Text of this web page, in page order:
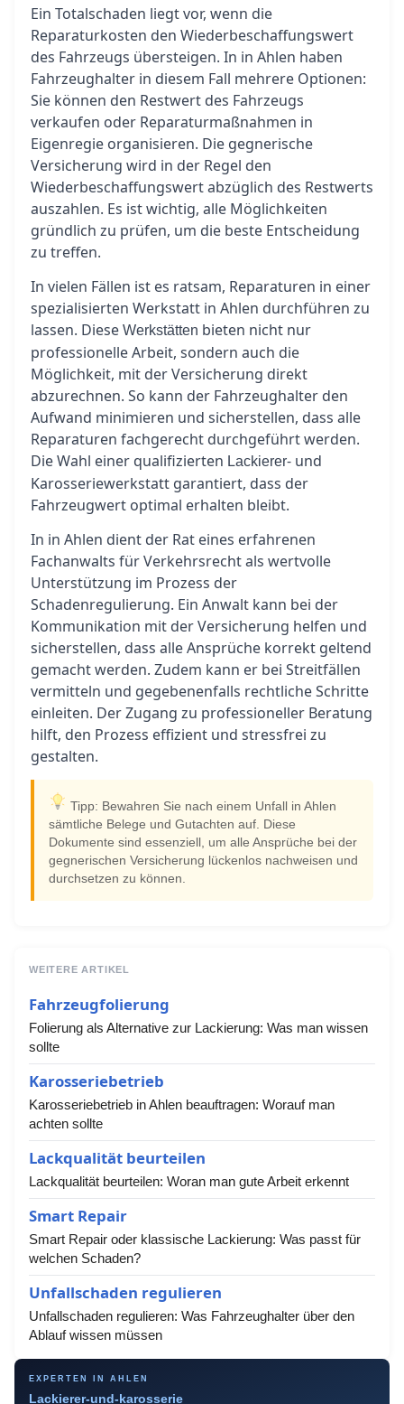
Ein Totalschaden liegt vor, wenn die
Reparaturkosten den Wiederbeschaffungswert
des Fahrzeugs übersteigen. In in Ahlen haben
Fahrzeughalter in diesem Fall mehrere Optionen:
Sie können den Restwert des Fahrzeugs
verkaufen oder Reparaturmaßnahmen in
Eigenregie organisieren. Die gegnerische
Versicherung wird in der Regel den
Wiederbeschaffungswert abzüglich des Restwerts
auszahlen. Es ist wichtig, alle Möglichkeiten
gründlich zu prüfen, um die beste Entscheidung
zu treffen.
In vielen Fällen ist es ratsam, Reparaturen in einer
spezialisierten Werkstatt in Ahlen durchführen zu
lassen. Diese Werkstätten bieten nicht nur
professionelle Arbeit, sondern auch die
Möglichkeit, mit der Versicherung direkt
abzurechnen. So kann der Fahrzeughalter den
Aufwand minimieren und sicherstellen, dass alle
Reparaturen fachgerecht durchgeführt werden.
Die Wahl einer qualifizierten Lackierer- und
Karosseriewerkstatt garantiert, dass der
Fahrzeugwert optimal erhalten bleibt.
In in Ahlen dient der Rat eines erfahrenen
Fachanwalts für Verkehrsrecht als wertvolle
Unterstützung im Prozess der
Schadenregulierung. Ein Anwalt kann bei der
Kommunikation mit der Versicherung helfen und
sicherstellen, dass alle Ansprüche korrekt geltend
gemacht werden. Zudem kann er bei Streitfällen
vermitteln und gegebenenfalls rechtliche Schritte
einleiten. Der Zugang zu professioneller Beratung
hilft, den Prozess effizient und stressfrei zu
gestalten.
Tipp: Bewahren Sie nach einem Unfall in Ahlen
sämtliche Belege und Gutachten auf. Diese
Dokumente sind essenziell, um alle Ansprüche bei der
gegnerischen Versicherung lückenlos nachweisen und
durchsetzen zu können.
WEITERE ARTIKEL
Fahrzeugfolierung
Folierung als Alternative zur Lackierung: Was man wissen
sollte
Karosseriebetrieb
Karosseriebetrieb in Ahlen beauftragen: Worauf man
achten sollte
Lackqualität beurteilen
Lackqualität beurteilen: Woran man gute Arbeit erkennt
Smart Repair
Smart Repair oder klassische Lackierung: Was passt für
welchen Schaden?
Unfallschaden regulieren
Unfallschaden regulieren: Was Fahrzeughalter über den
Ablauf wissen müssen
EXPERTEN IN AHLEN
Lackierer-und-karosserie